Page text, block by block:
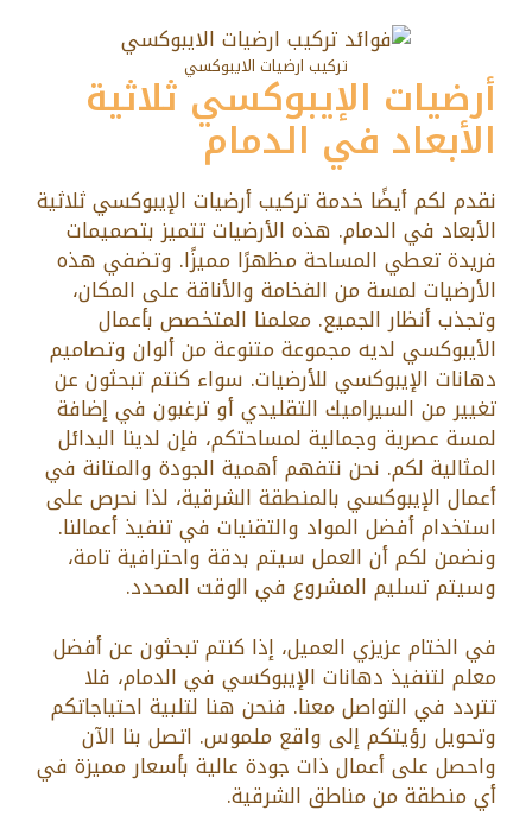
تركيب ارضيات الايبوكسي
أرضيات الإيبوكسي ثلاثية
الأبعاد في الدمام
نقدم لكم أيضًا خدمة تركيب أرضيات الإيبوكسي ثلاثية
الأبعاد في الدمام. هذه الأرضيات تتميز بتصميمات
فريدة تعطي المساحة مظهرًا مميزًا. وتضفي هذه
الأرضيات لمسة من الفخامة والأناقة على المكان،
وتجذب أنظار الجميع. معلمنا المتخصص بأعمال
الأيبوكسي لديه مجموعة متنوعة من ألوان وتصاميم
دهانات الإيبوكسي للأرضيات. سواء كنتم تبحثون عن
تغيير من السيراميك التقليدي أو ترغبون في إضافة
لمسة عصرية وجمالية لمساحتكم، فإن لدينا البدائل
المثالية لكم. نحن نتفهم أهمية الجودة والمتانة في
أعمال الإيبوكسي بالمنطقة الشرقية، لذا نحرص على
استخدام أفضل المواد والتقنيات في تنفيذ أعمالنا.
ونضمن لكم أن العمل سيتم بدقة واحترافية تامة،
وسيتم تسليم المشروع في الوقت المحدد.
في الختام عزيزي العميل، إذا كنتم تبحثون عن أفضل
معلم لتنفيذ دهانات الإيبوكسي في الدمام، فلا
تتردد في التواصل معنا. فنحن هنا لتلبية احتياجاتكم
وتحويل رؤيتكم إلى واقع ملموس. اتصل بنا الآن
واحصل على أعمال ذات جودة عالية بأسعار مميزة في
أي منطقة من مناطق الشرقية.